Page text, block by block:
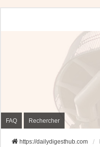
FAQ Rechercher
https://dailydigesthub.com